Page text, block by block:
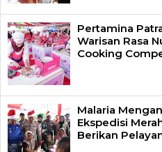
Pertamina
Warisan Rasa
Cooking
Malaria
Ekspedisi
Berikan